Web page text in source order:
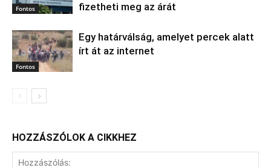
Fontos
fizetheti meg az árát
Fontos
Egy határválság, amelyet percek alatt
írt át az internet
HOZZÁSZÓLOK A CIKKHEZ